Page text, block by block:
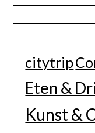
citytrip
Eten &
Kunst &